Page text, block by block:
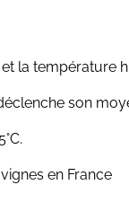
la température
son
en France